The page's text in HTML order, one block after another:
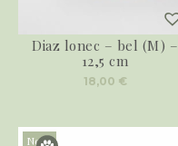
Diaz lonec – bel (M) –
12,5 cm
18,00 €
Novo